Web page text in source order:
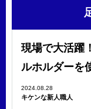
現場で大活躍
ルホルダーを
2024.08.28
キケンな新人職人